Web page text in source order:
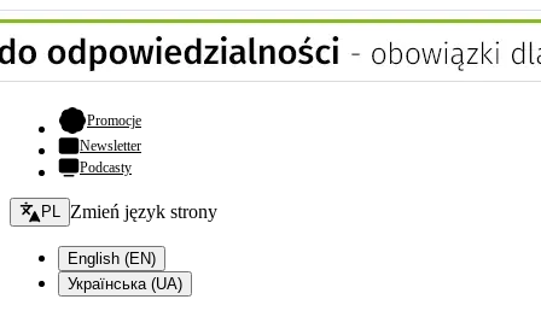
Promocje- otwiera się w nowej karcie
Newsletter
Podcasty
Zmień język - bieżący:
PL Zmień język strony
English (EN)
Українська (UA)